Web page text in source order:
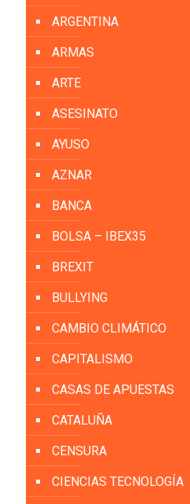
ARGENTINA
ARMAS
ARTE
ASESINATO
AYUSO
AZNAR
BANCA
BOLSA – IBEX35
BREXIT
BULLYING
CAMBIO CLIMÁTICO
CAPITALISMO
CASAS DE APUESTAS
CATALUÑA
CENSURA
CIENCIAS TECNOLOGÍA